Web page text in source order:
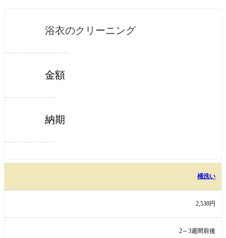
浴衣のクリーニング
金額
納期
桶洗い
2,530円
2～3週間前後